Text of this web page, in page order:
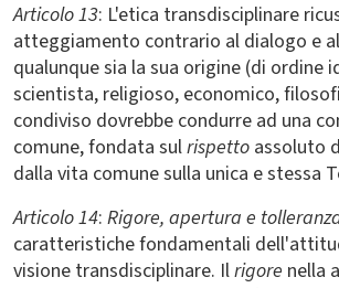
Articolo 13: L'etica transdisciplinare
atteggiamento contrario al dialogo e
qualunque sia la sua origine (di ordine
scientista, religioso, economico,
condiviso dovrebbe condurre ad una
comune, fondata sulrispetto assoluto
dalla vita comune sulla unica e stessa
Articolo 14: Rigore, apertura e
caratteristiche fondamentali
visione transdisciplinare. Ilrigore nella